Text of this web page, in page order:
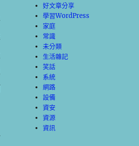
好文章分享
學習WordPress
家庭
常識
未分類
生活雜記
笑話
系統
網路
設備
資安
資源
資訊